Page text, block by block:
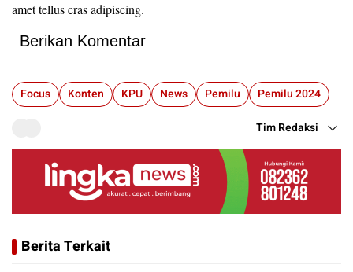
amet tellus cras adipiscing.
Berikan Komentar
Focus Konten KPU News Pemilu Pemilu 2024
Tim Redaksi
Berita Terkait